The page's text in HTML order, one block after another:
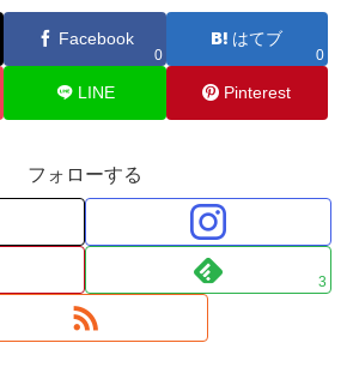
Facebook
0
はてブ
0
LINE Pinterest
フォローする
3